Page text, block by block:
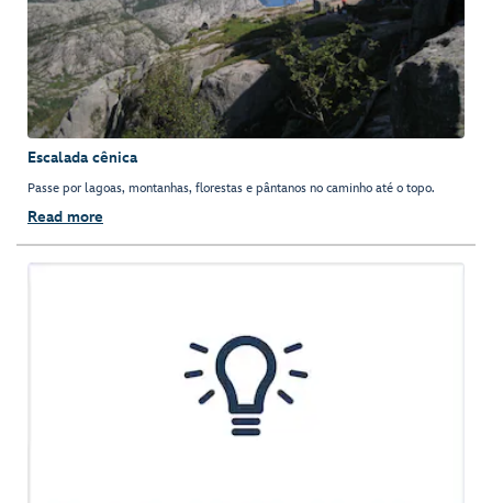
Escalada cênica
Passe por lagoas, montanhas, florestas e pântanos no caminho até o topo.
Read more